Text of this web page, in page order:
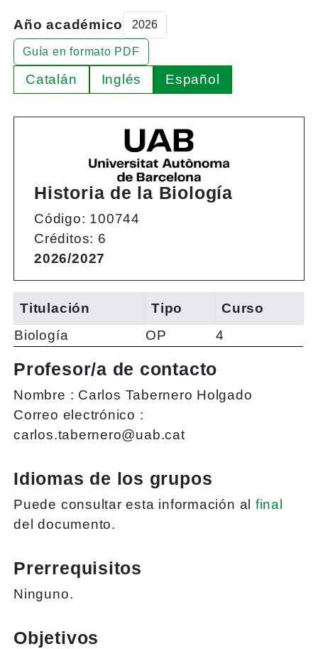
Año académico
Guía en formato PDF
Catalán Inglés Español
Historia de la Biología
Código: 100744
Créditos: 6
2026/2027
Titulación Tipo
Curso
Biología
OP 4
Profesor/a de contacto
Nombre : Carlos Tabernero Holgado
Correo electrónico :
carlos.tabernero@uab.cat
Idiomas de los grupos
Puede consultar esta información al final
del documento.
Prerrequisitos
Ninguno.
Objetivos